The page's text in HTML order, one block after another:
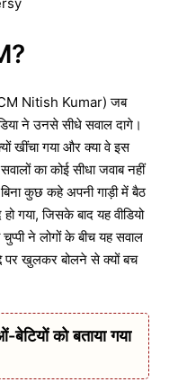
(CM Nitish Kumar) जब
ने उनसे सीधे सवाल दागे।
खींचा गया और क्या वे इस
का कोई सीधा जवाब नहीं
कुछ कहे अपनी गाड़ी में बैठ
गया, जिसके बाद यह वीडियो
ने लोगों के बीच यह सवाल
पर खुलकर बोलने से क्यों बच
को बताया गया